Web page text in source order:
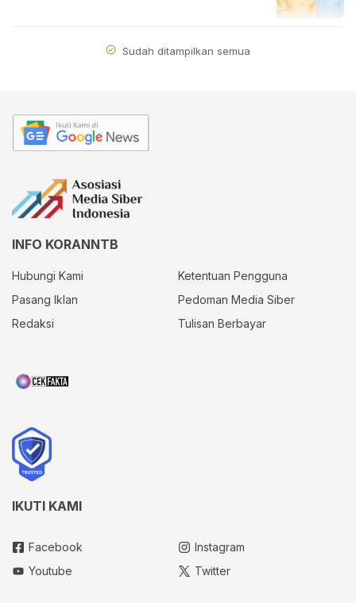
Sudah ditampilkan semua
INFO KORANNTB
Hubungi Kami
Ketentuan Pengguna
Pasang Iklan
Pedoman Media Siber
Redaksi
Tulisan Berbayar
IKUTI KAMI
Facebook
Instagram
Youtube
Twitter